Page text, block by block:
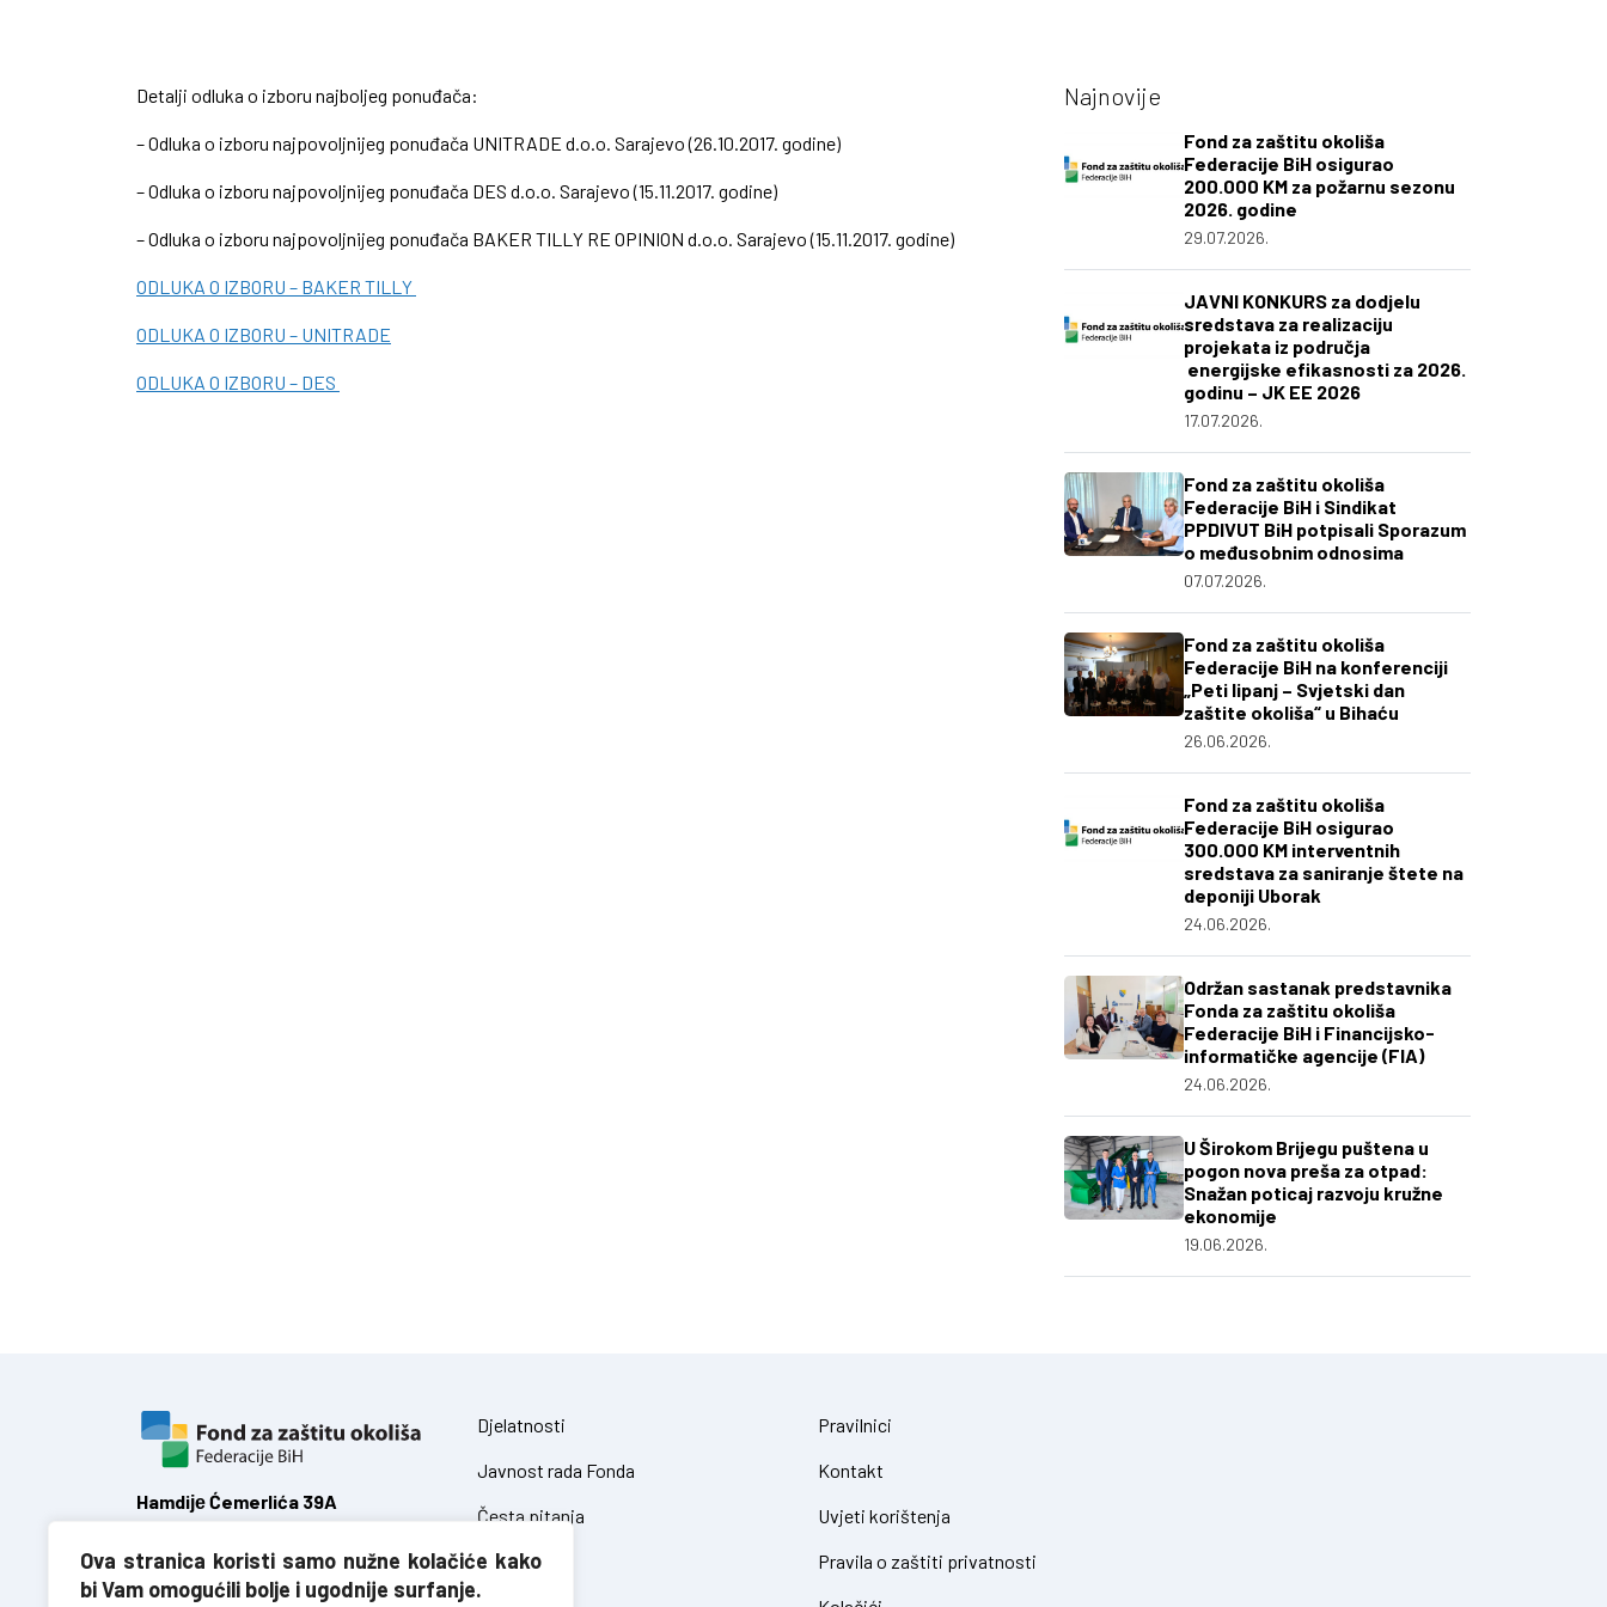
Ova stranica koristi samo nužne kolačiće kako
bi Vam omogućili bolje i ugodnije surfanje.
Detalji odluka o izboru najboljeg ponuđača:
– Odluka o izboru najpovoljnijeg ponuđača UNITRADE d.o.o. Sarajevo (26.10.2017. godine)
– Odluka o izboru najpovoljnijeg ponuđača DES d.o.o. Sarajevo (15.11.2017. godine)
– Odluka o izboru najpovoljnijeg ponuđača BAKER TILLY RE OPINION d.o.o. Sarajevo (15.11.2017. godine)
ODLUKA O IZBORU – BAKER TILLY
ODLUKA O IZBORU – UNITRADE
ODLUKA O IZBORU – DES
Najnovije
Fond za zaštitu okoliša
Federacije BiH osigurao
200.000 KM za požarnu sezonu
2026. godine
29.07.2026.
JAVNI KONKURS za dodjelu
sredstava za realizaciju
projekata iz područja
energijske efikasnosti za 2026.
godinu – JK EE 2026
17.07.2026.
Fond za zaštitu okoliša
Federacije BiH i Sindikat
PPDIVUT BiH potpisali Sporazum
o međusobnim odnosima
07.07.2026.
Fond za zaštitu okoliša
Federacije BiH na konferenciji
„Peti lipanj – Svjetski dan
zaštite okoliša“ u Bihaću
26.06.2026.
Fond za zaštitu okoliša
Federacije BiH osigurao
300.000 KM interventnih
sredstava za saniranje štete na
deponiji Uborak
24.06.2026.
Održan sastanak predstavnika
Fonda za zaštitu okoliša
Federacije BiH i Financijsko-
informatičke agencije (FIA)
24.06.2026.
U Širokom Brijegu puštena u
pogon nova preša za otpad:
Snažan poticaj razvoju kružne
ekonomije
19.06.2026.
Hamdiје Ćemerlića 39A
Federacija Bosne i Hercegovine
Djelatnosti
Javnost rada Fonda
Česta pitanja
Zakoni
Pravilnici
Kontakt
Uvjeti korištenja
Pravila o zaštiti privatnosti